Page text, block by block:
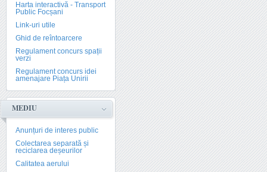
Harta interactivă - Transport
Public Focșani
Link-uri utile
Ghid de reîntoarcere
Regulament concurs spații
verzi
Regulament concurs idei
amenajare Piața Unirii
MEDIU
Anunțuri de interes public
Colectarea separată și
reciclarea deșeurilor
Calitatea aerului